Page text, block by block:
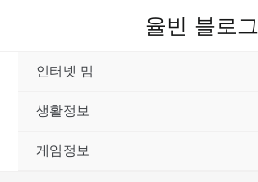
율빈 블로그
인터넷 밈
생활정보
게임정보